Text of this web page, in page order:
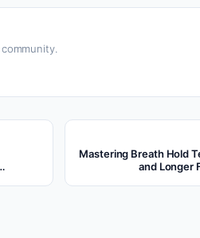
Mastering Breath Hold
and Longer